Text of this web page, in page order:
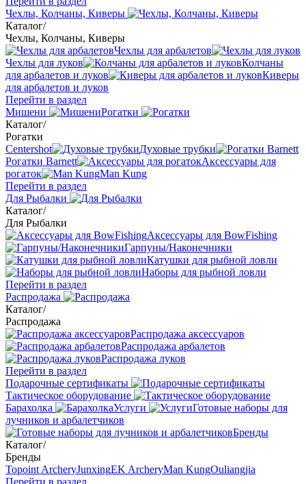
Чехлы, Колчаны, Киверы
Каталог/
Чехлы, Колчаны, Киверы
Чехлы для арбалетов
Чехлы для луков
Колчаны
для арбалетов и луков
Киверы
для арбалетов и луков
Перейти в раздел
Мишени
Рогатки
Каталог/
Рогатки
Centershot
Духовые трубки
Рогатки Barnett
Аксессуары для
рогаток
Man Kung
Перейти в раздел
Для Рыбалки
Каталог/
Для Рыбалки
Аксессуары для BowFishing
Гарпуны/Наконечники
Катушки для рыбной ловли
Наборы для рыбной ловли
Перейти в раздел
Распродажа
Каталог/
Распродажа
Распродажа аксессуаров
Распродажа арбалетов
Распродажа луков
Перейти в раздел
Подарочные сертификаты
Тактическое оборудование
Барахолка
Услуги
Готовые наборы для
лучников и арбалетчиков
Бренды
Каталог/
Бренды
Topoint ArcheryJunxingEK ArcheryMan KungOuliangjia
Перейти в раздел